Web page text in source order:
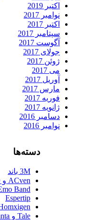
سپتامبر 2017
آگوست 2017
مارس 2017
دسامبر 2016
ACven و TEYHO
Emo Band
Espertip
Homxigen